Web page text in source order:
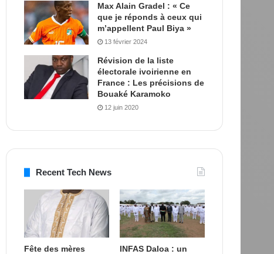
Max Alain Gradel : « Ce
que je réponds à ceux qui
m’appellent Paul Biya »
13 février 2024
Révision de la liste
électorale ivoirienne en
France : Les précisions de
Bouaké Karamoko
12 juin 2020
Recent Tech News
Fête des mères
INFAS Daloa : un